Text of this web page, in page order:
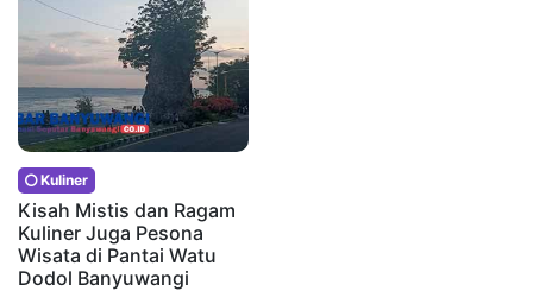
Kuliner
Kisah Mistis dan Ragam
Kuliner Juga Pesona
Wisata di Pantai Watu
Dodol Banyuwangi